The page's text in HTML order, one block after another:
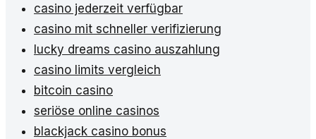
casino jederzeit verfügbar
casino mit schneller verifizierung
lucky dreams casino auszahlung
casino limits vergleich
bitcoin casino
seriöse online casinos
blackjack casino bonus